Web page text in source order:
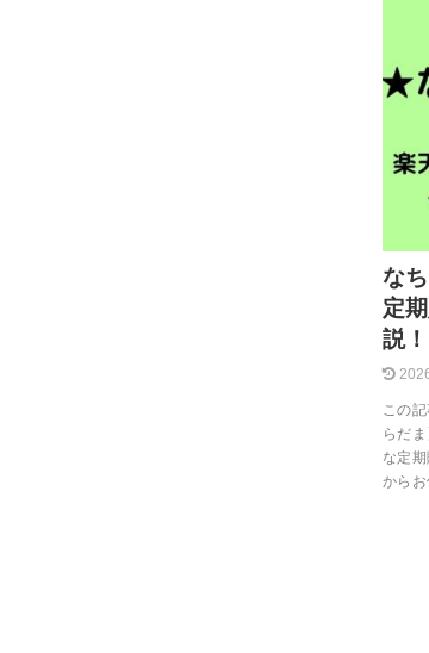
な
定
説！
この
らだ
な定
から